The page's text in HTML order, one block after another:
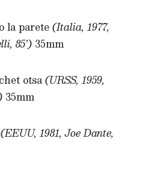
la parete(Italia, 1977,
85’) 35mm
otsa(URSS, 1959,
35mm
(EEUU, 1981, Joe Dante,